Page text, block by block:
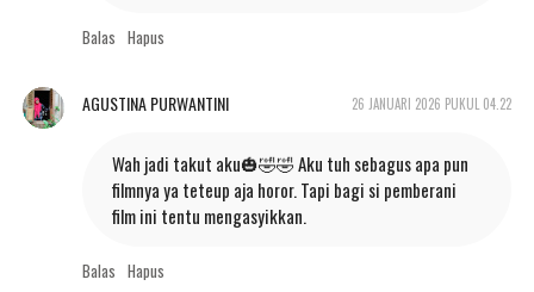
Balas Hapus
AGUSTINA PURWANTINI 26 JANUARI 2026 PUKUL 04.22
Wah jadi takut aku🎃🤣🤣 Aku tuh sebagus apa pun
filmnya ya teteup aja horor. Tapi bagi si pemberani
film ini tentu mengasyikkan.
Balas Hapus